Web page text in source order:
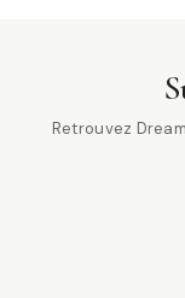
Retrouvez